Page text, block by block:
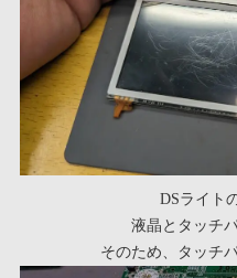
DSライト
液晶とタッチ
そのため、タッチ